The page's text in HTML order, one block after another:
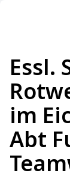
Essl.
im
Abt